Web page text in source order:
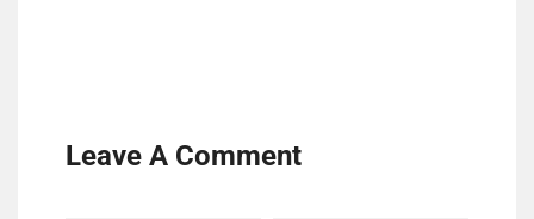
Leave A Comment